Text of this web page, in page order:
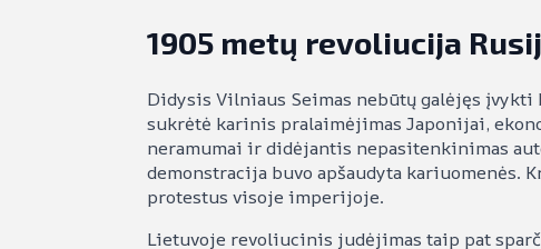
1905 metų revoliucija
Didysis Vilniaus Seimas nebūtų galėjęs
sukrėtė karinis pralaimėjimas Japonijai,
neramumai ir didėjantis nepasitenkinimas
demonstracija buvo apšaudyta kariuomenės.
protestus visoje imperijoje.
Lietuvoje revoliucinis judėjimas taip pat